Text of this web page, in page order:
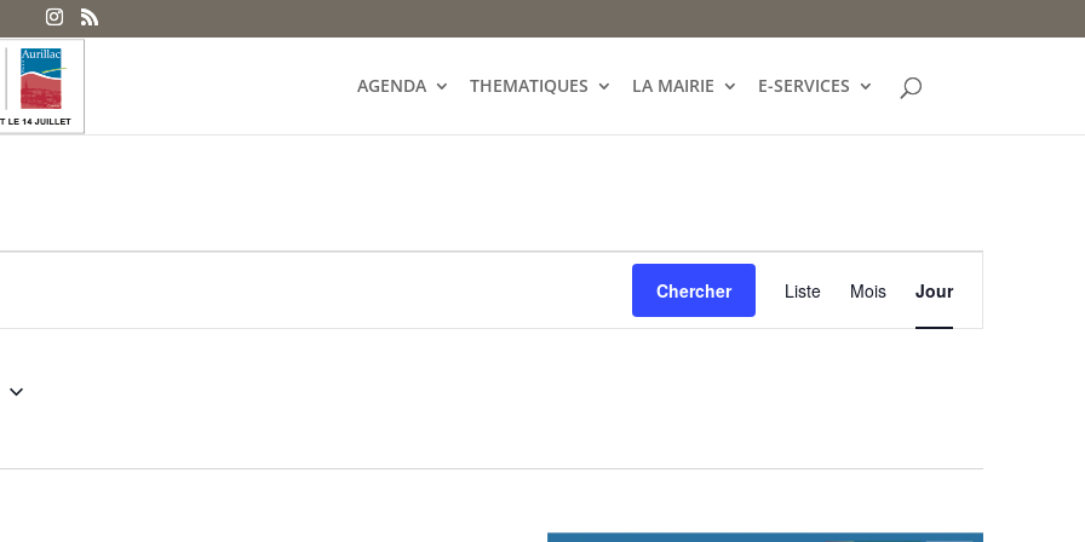
AGENDA THEMATIQUES LA MAIRIE E-SERVICES
Chercher
Navigation
de
vues
Liste Mois Jour